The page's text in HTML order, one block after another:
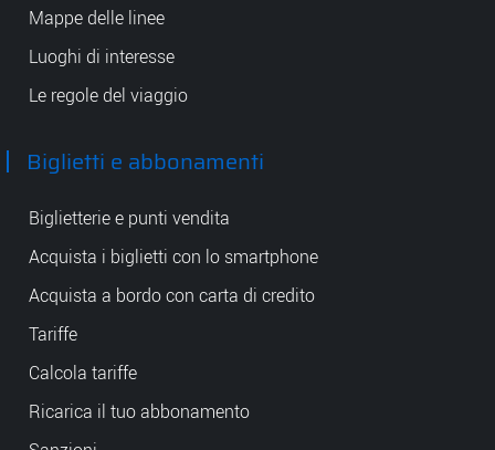
Mappe delle linee
Luoghi di interesse
Le regole del viaggio
Biglietti e abbonamenti
Biglietterie e punti vendita
Acquista i biglietti con lo smartphone
Acquista a bordo con carta di credito
Tariffe
Calcola tariffe
Ricarica il tuo abbonamento